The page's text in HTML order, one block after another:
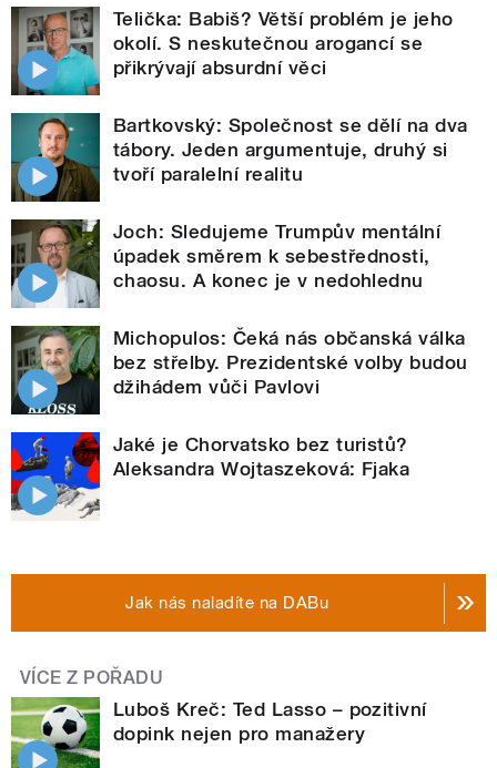
Telička: Babiš? Větší problém je jeho
okolí. S neskutečnou arogancí se
přikrývají absurdní věci
Bartkovský: Společnost se dělí na dva
tábory. Jeden argumentuje, druhý si
tvoří paralelní realitu
Joch: Sledujeme Trumpův mentální
úpadek směrem k sebestřednosti,
chaosu. A konec je v nedohlednu
Michopulos: Čeká nás občanská válka
bez střelby. Prezidentské volby budou
džihádem vůči Pavlovi
Jaké je Chorvatsko bez turistů?
Aleksandra Wojtaszeková: Fjaka
Jak nás naladíte na DABu
VÍCE Z POŘADU
Luboš Kreč: Ted Lasso – pozitivní
dopink nejen pro manažery